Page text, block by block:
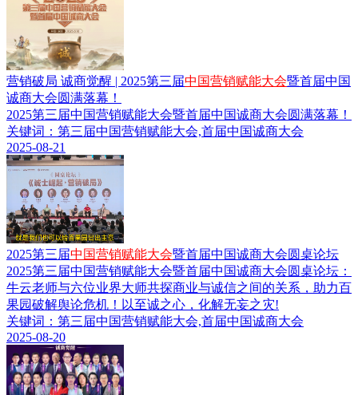
营销破局 诚商觉醒 | 2025第三届中国营销赋能大会暨首届中国
诚商大会圆满落幕！
2025第三届中国营销赋能大会暨首届中国诚商大会圆满落幕！
关键词：第三届中国营销赋能大会,首届中国诚商大会
2025-08-21
2025第三届中国营销赋能大会暨首届中国诚商大会圆桌论坛
2025第三届中国营销赋能大会暨首届中国诚商大会圆桌论坛：
牛云老师与六位业界大师共探商业与诚信之间的关系，助力百
果园破解舆论危机！以至诚之心，化解无妄之灾!
关键词：第三届中国营销赋能大会,首届中国诚商大会
2025-08-20